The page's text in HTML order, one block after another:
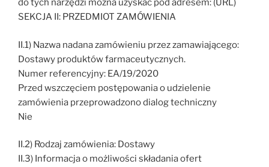
do tych narzędzi można uzyskać pod adresem: (URL)
SEKCJA II: PRZEDMIOT ZAMÓWIENIA
II.1) Nazwa nadana zamówieniu przez zamawiającego:
Dostawy produktów farmaceutycznych.
Numer referencyjny: EA/19/2020
Przed wszczęciem postępowania o udzielenie
zamówienia przeprowadzono dialog techniczny
Nie
II.2) Rodzaj zamówienia: Dostawy
II.3) Informacja o możliwości składania ofert